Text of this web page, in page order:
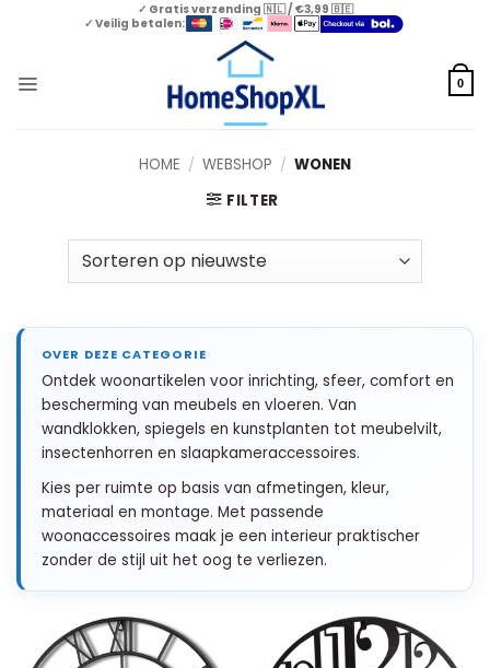
✓ Gratis verzending 🇳🇱 / €3,99 🇧🇪
✓ Veilig betalen:
0
HOME / WEBSHOP / WONEN
FILTER
Ontdek woonartikelen voor inrichting, sfeer, comfort en
bescherming van meubels en vloeren. Van
wandklokken, spiegels en kunstplanten tot meubelvilt,
insectenhorren en slaapkameraccessoires.
Kies per ruimte op basis van afmetingen, kleur,
materiaal en montage. Met passende
woonaccessoires maak je een interieur praktischer
zonder de stijl uit het oog te verliezen.